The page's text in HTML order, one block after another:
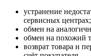
устранение
сервисных центрах;
обмен на
обмен на похожий
возврат товара и